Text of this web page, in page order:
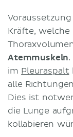
Kräfte, welche
Atemmuskeln
im Pleuraspalt
alle
Dies ist
die Lunge
kollabieren